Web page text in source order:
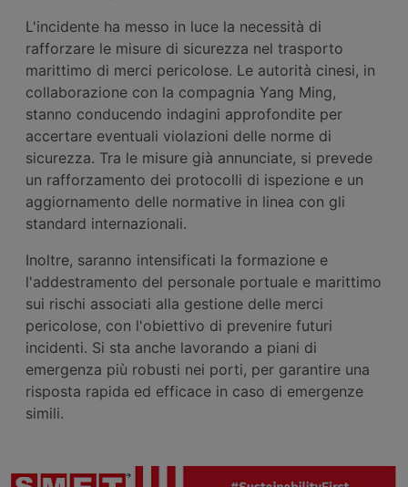
L'incidente ha messo in luce la necessità di
rafforzare le misure di sicurezza nel trasporto
marittimo di merci pericolose. Le autorità cinesi, in
collaborazione con la compagnia Yang Ming,
stanno conducendo indagini approfondite per
accertare eventuali violazioni delle norme di
sicurezza. Tra le misure già annunciate, si prevede
un rafforzamento dei protocolli di ispezione e un
aggiornamento delle normative in linea con gli
standard internazionali.
Inoltre, saranno intensificati la formazione e
l'addestramento del personale portuale e marittimo
sui rischi associati alla gestione delle merci
pericolose, con l'obiettivo di prevenire futuri
incidenti. Si sta anche lavorando a piani di
emergenza più robusti nei porti, per garantire una
risposta rapida ed efficace in caso di emergenze
simili.